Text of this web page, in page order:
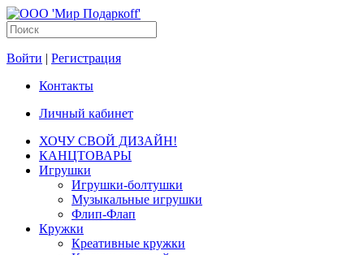
Войти | Регистрация
Контакты
Личный кабинет
ХОЧУ СВОЙ ДИЗАЙН!
КАНЦТОВАРЫ
Игрушки
Игрушки-болтушки
Музыкальные игрушки
Флип-Флап
Кружки
Креативные кружки